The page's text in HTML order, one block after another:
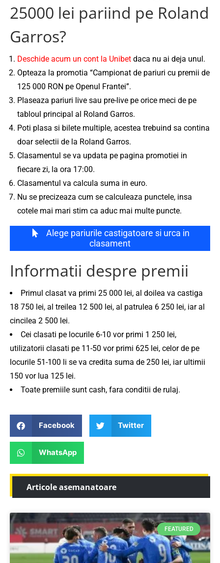
25000 lei pariind pe Roland
Garros?
Deschide acum un cont la Unibet daca nu ai deja unul.
Opteaza la promotia “Campionat de pariuri cu premii de
125 000 RON pe Openul Frantei”.
Plaseaza pariuri live sau pre-live pe orice meci de pe
tabloul principal al Roland Garros.
Poti plasa si bilete multiple, acestea trebuind sa contina
doar selectii de la Roland Garros.
Clasamentul se va updata pe pagina promotiei in
fiecare zi, la ora 17:00.
Clasamentul va calcula suma in euro.
Nu se precizeaza cum se calculeaza punctele, insa
cotele mai mari stim ca aduc mai multe puncte.
Alege pariurile castigatoare si urca in
clasament
Informatii despre premii
Primul clasat va primi 25 000 lei, al doilea va castiga
18 750 lei, al treilea 12 500 lei, al patrulea 6 250 lei, iar al
cincilea 2 500 lei.
Cei clasati pe locurile 6-10 vor primi 1 250 lei,
utilizatorii clasati pe 11-50 vor primi 625 lei, celor de pe
locurile 51-100 li se va credita suma de 250 lei, iar ultimii
150 vor lua 125 lei.
Toate premiile sunt cash, fara conditii de rulaj.
Facebook Twitter
WhatsApp
Articole asemanatoare
FEATURED